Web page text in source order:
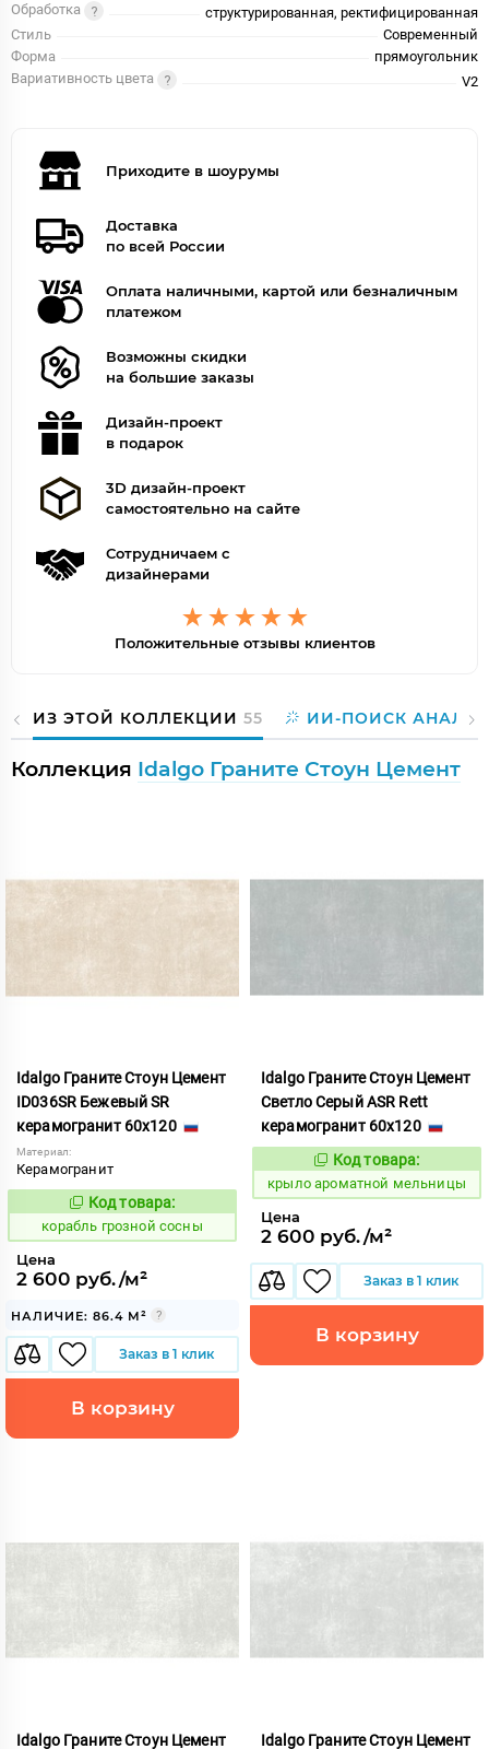
Обработка
структурированная, ректифицированная
Стиль
Современный
Форма
прямоугольник
Вариативность цвета
V2
Приходите в шоурумы
Доставка
по всей России
Оплата наличными, картой или безналичным
платежом
Возможны скидки
на большие заказы
Дизайн-проект
в подарок
3D дизайн-проект
самостоятельно на сайте
Сотрудничаем с
дизайнерами
Положительные отзывы клиентов
ИЗ ЭТОЙ КОЛЛЕКЦИИ 55 ИИ-ПОИСК
Коллекция Idalgo Граните Стоун Цемент
Idalgo Граните Стоун Цемент
ID036SR Бежевый SR
керамогранит 60x120
Материал:
Керамогранит
768472
Код товара:
корабль грозной сосны
Цена
2 600 руб./м²
НАЛИЧИЕ: 86.4 М²
Заказ в 1 клик
В корзину
Idalgo Граните Стоун Цемент
Светло Серый ASR Rett
керамогранит 60x120
828424
Код товара:
крыло ароматной мельницы
Цена
2 600 руб./м²
Заказ в 1 клик
В корзину
Idalgo Граните Стоун Цемент Idalgo Граните Стоун Цемент